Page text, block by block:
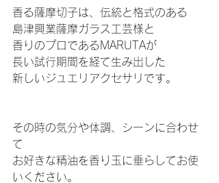
香る薩摩切子は、伝統と格式のある
島津興業薩摩ガラス工芸様と
香りのプロであるMARUTAが
長い試行期間を経て生み出した
新しいジュエリアクセサリです。
その時の気分や体調、シーンに合わせ
て
お好きな精油を香り玉に垂らしてお使
いください。